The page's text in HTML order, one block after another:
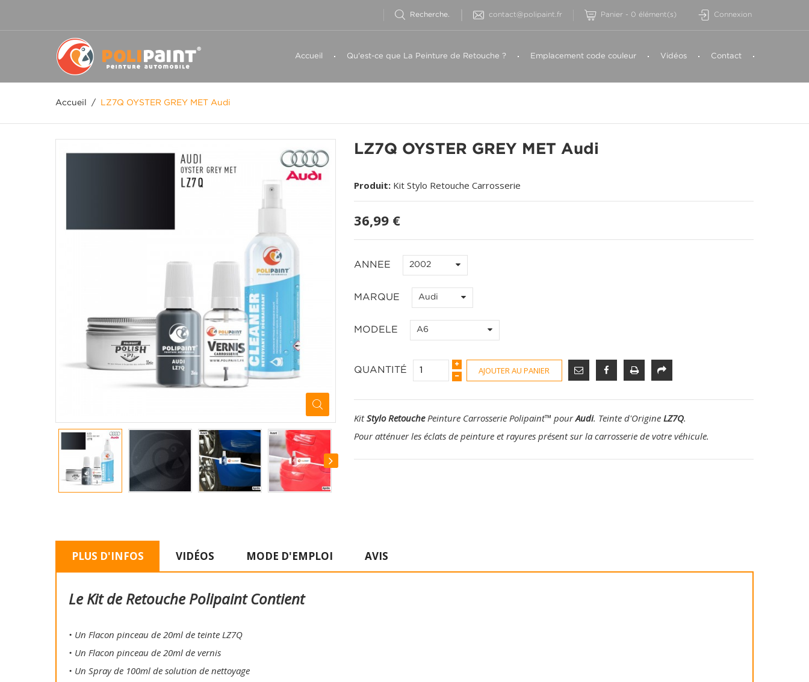
contact@polipaint.fr Panier - 0 élément(s) Connexion
Accueil Qu'est-ce que La Peinture de Retouche ? Emplacement code couleur Vidéos Contact
Accueil / LZ7Q OYSTER GREY MET Audi
LZ7Q OYSTER GREY MET Audi
Produit: Kit Stylo Retouche Carrosserie
36,99 €
ANNEE 2002
MARQUE Audi
MODELE A6
QUANTITÉ AJOUTER AU PANIER
KitStylo RetouchePeinture Carrosserie Polipaint™ pourAudi. Teinte d'Origine LZ7Q.
Pour atténuer les éclats de peinture et rayures présent sur la carrosserie de votre véhicule.
PLUS D'INFOS VIDÉOS MODE D'EMPLOI AVIS
Le Kit de Retouche Polipaint Contient
• Un Flacon pinceau de 20ml de teinte LZ7Q
• Un Flacon pinceau de 20ml de vernis
• Un Spray de 100ml de solution de nettoyage